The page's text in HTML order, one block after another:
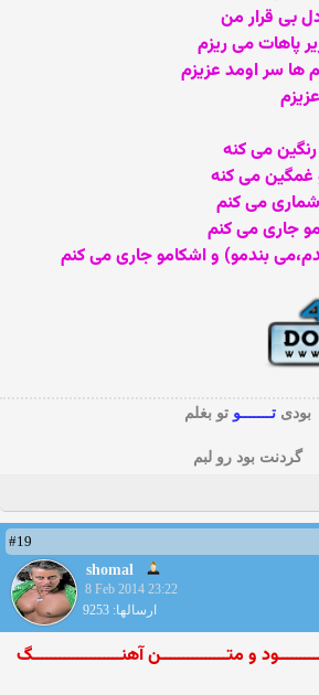
بی قرار من
پاهات می ریزم
ها سر اومد عزیزم
می کنه
غمگین می کنه
می کنم
جاری می کنم
بندمو) و اشکامو جاری می کنم
بودیتـــــــوتو بغلم
گردنت بود رو لبم
#19
shomal
8 Feb 2014 23:22
ارسالها: 9253
و متـــــــــــــــن آهنــــــــــــــــــــگ